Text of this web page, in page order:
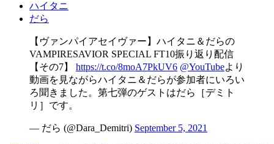
ハイタニ
だら
【ヴァンパイアセイヴァー】ハイタニ＆だらの
VAMPIRESAVIOR SPECIAL FT10振り返り配信
【その7】 https://t.co/8moA7PkUV6 @YouTubeより
動画を見ながらハイタニ＆だらが参加者にいろい
ろ聞きました。第七弾のゲストはだら［デミト
リ］です。
— だら (@Dara_Demitri) September 5, 2021